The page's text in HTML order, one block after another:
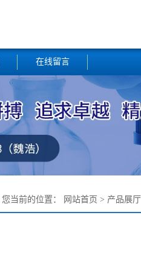
在线留言
您当前的位置： 网站首页 > 产品展厅